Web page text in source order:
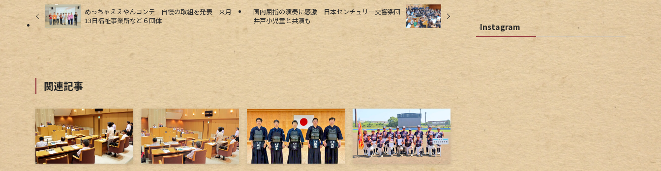
めっちゃええやんコンテ 自慢の取組を発表 来月
13日福祉事業所など６団体
国内屈指の演奏に感激 日本センチュリー交響楽団
井戸小児童と共演も
関連記事
Instagram